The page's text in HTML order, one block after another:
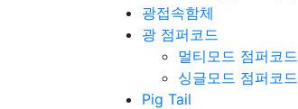
광접속함체
광 점퍼코드
멀티모드 점퍼코드
싱글모드 점퍼코드
Pig Tail